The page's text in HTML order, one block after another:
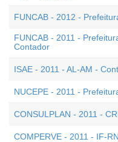
FUNCAB - 2012 -
FUNCAB - 2011 -
Contador
ISAE - 2011 - AL-AM -
NUCEPE - 2011 -
CONSULPLAN - 2011 -
COMPERVE - 2011 - IF-